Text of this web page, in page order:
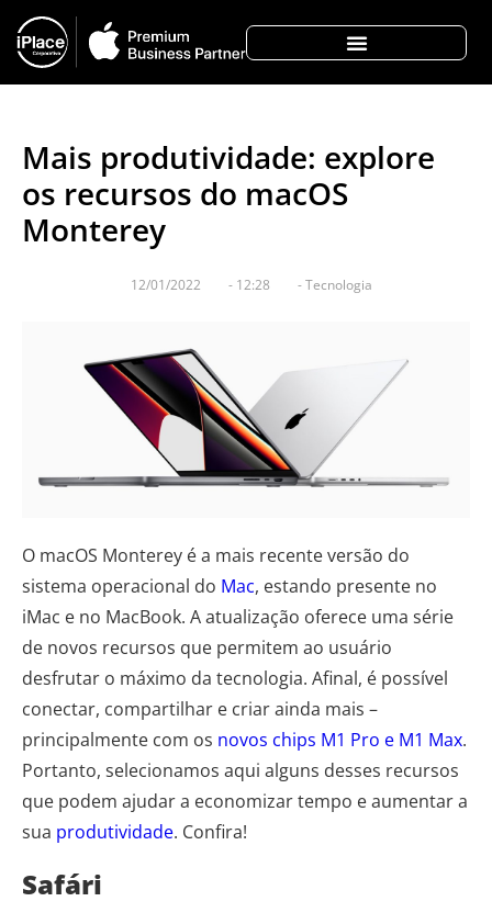
Mais produtividade: explore
os recursos do macOS
Monterey
12/01/2022 - 12:28 -Tecnologia
O macOS Monterey é a mais recente versão do
sistema operacional do Mac, estando presente no
iMac e no MacBook. A atualização oferece uma série
de novos recursos que permitem ao usuário
desfrutar o máximo da tecnologia. Afinal, é possível
conectar, compartilhar e criar ainda mais –
principalmente com os novos chips M1 Pro e M1 Max.
Portanto, selecionamos aqui alguns desses recursos
que podem ajudar a economizar tempo e aumentar a
sua produtividade. Confira!
Safári